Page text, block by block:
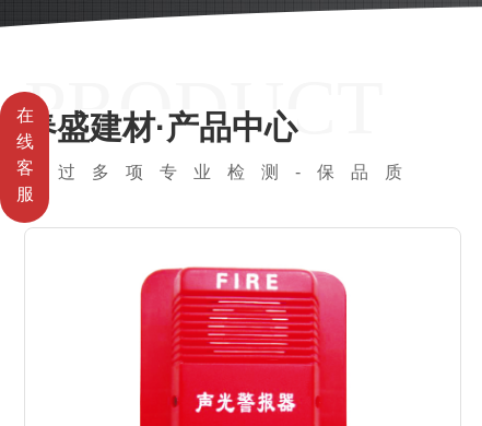
PRODUCT
春盛建材·产品中心
通过多项专业检测-保品质
在
线
客
服